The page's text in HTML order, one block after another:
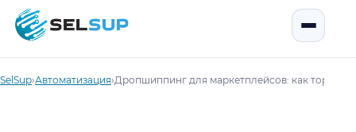
SelSup
SelSup›Автоматизация›Дропшиппинг для маркетплейсов: как